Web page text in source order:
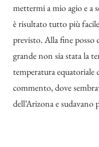
mettermi a mio agio e a
è risultato tutto più
previsto. Alla fine posso
grande non sia stata la
temperatura equatoriale
commento, dove
dell’Arizona e